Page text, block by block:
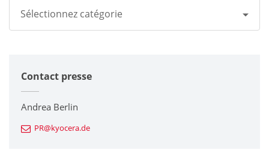
Sélectionnez catégorie
Groupe Kyocera
Imprimantes / Multifonctions
Composants en céramique fine
Contact presse
Andrea Berlin
PR@kyocera.de